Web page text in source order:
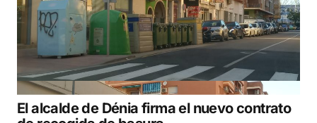
Your E-mail*
Guarda mi nombre, correo electrónico y web
en este navegador para la próxima vez que
comente.
COMENTAR
El alcalde de Dénia firma el nuevo contrato